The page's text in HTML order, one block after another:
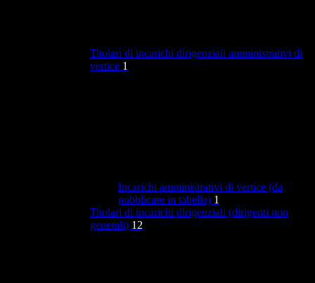
Titolari di incarichi dirigenziali amministrativi di
vertice 1
Incarichi amministrativi di vertice (da
pubblicare in tabelle) 1
Titolari di incarichi dirigenziali (dirigenti non
generali) 12